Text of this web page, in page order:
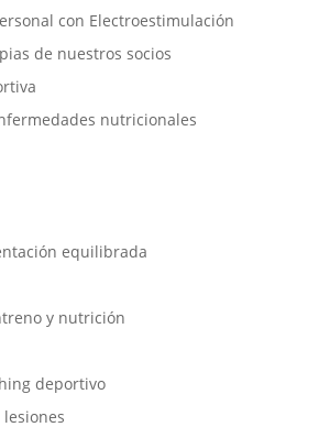
con Electroestimulación
de nuestros socios
nutricionales
equilibrada
y nutrición
deportivo